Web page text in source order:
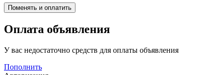
Оплата объявления
У вас недостаточно средств для оплаты объявления
Пополнить